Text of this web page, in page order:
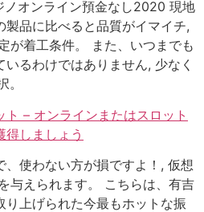
ノオンライン預金なし2020 現地
品に比べると品質がイマイチ,
が着工条件。 また、いつまでも
るわけではありません, 少なく
– オンラインまたはスロット
得しましょう
、使わない方が損ですよ！, 仮想
与えられます。 こちらは、有吉
り上げられた今最もホットな振